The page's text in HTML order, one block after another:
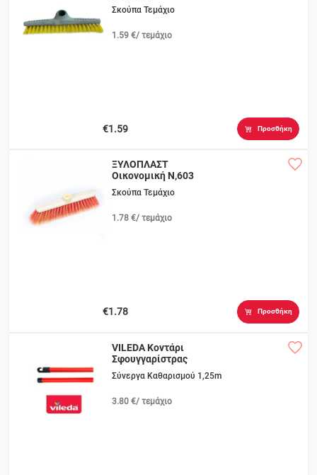
Σκούπα Τεμάχιο
1.59 €/ τεμάχιο
€1.59 Προσθήκη
ΞΥΛΟΠΛΑΣΤ
Οικονομική Ν,603
Σκούπα Τεμάχιο
1.78 €/ τεμάχιο
€1.78 Προσθήκη
VILEDA Κοντάρι
Σφουγγαρίστρας
Super
Σύνεργα Καθαρισμού 1,25m
3.80 €/ τεμάχιο